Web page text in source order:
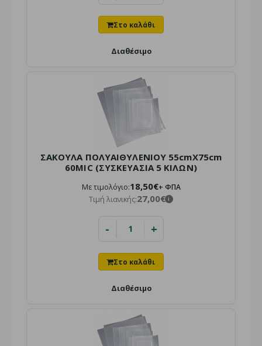
Νάιλον Κάλυμμα Μαξιλαριού: Η ιδανική λύση για την
προστασία των μαξιλαριών σας από σκόνη, υγρασία, ο..
ΣΑΚΟΥΛΑ ΦΑΝΕΛΑΚΙ Α'ΠΟΙΟΤΗΤΑ No 40cm (ΣΥΣΚΕΥΑΣΙΑ
Τιμή χονδρικής: 14,00€ + ΦΠΑ
Διαθέσιμο για αποστολή
Διαθέσιμο
ΣΑΚΟΥΛΑ ΠΟΛΥΑΙΘΥΛΕΝΙΟΥ 55cmΧ75cm
60MIC (ΣΥΣΚΕΥΑΣΙΑ 5 ΚΙΛΩΝ)
Με τιμολόγιο:18,50€+ ΦΠΑ
Τιμή λιανικής:27,00€ i
- +
Διαθέσιμο